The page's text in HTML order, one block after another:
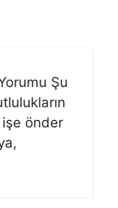
Şu
işe önder